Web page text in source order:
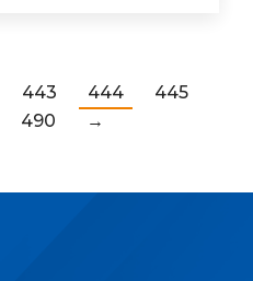
443 444
445
490 →